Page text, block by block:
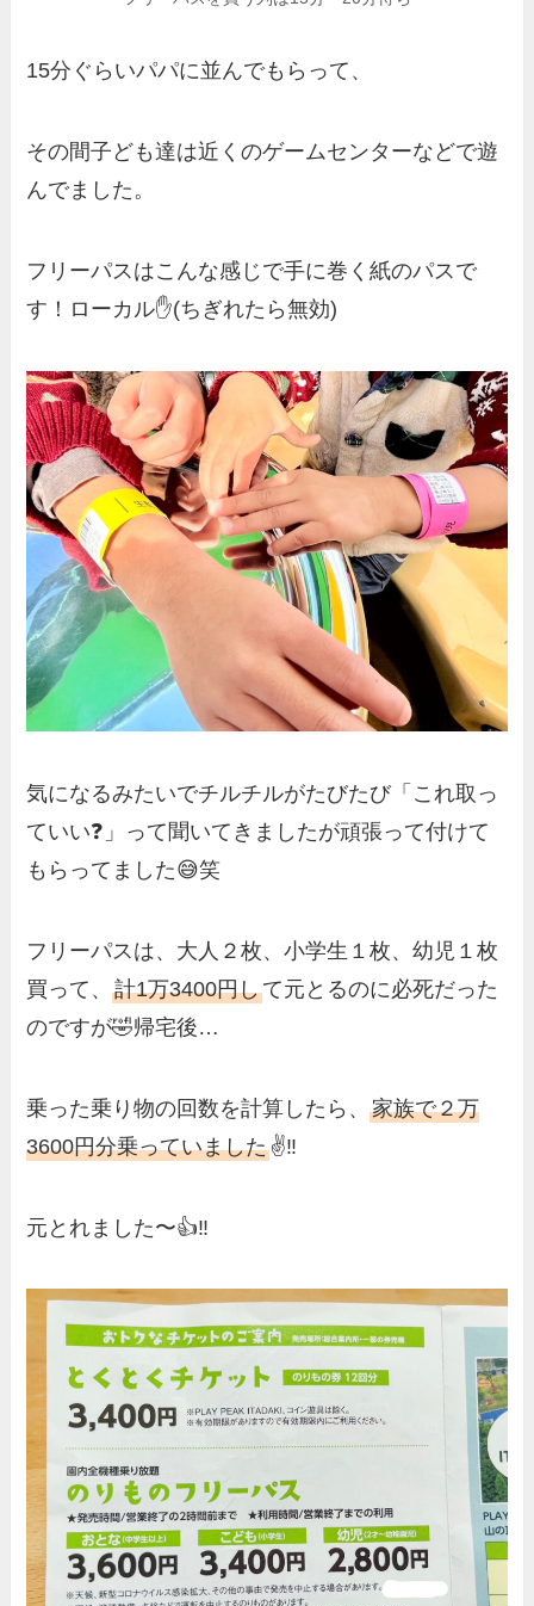
15分ぐらいパパに並んでもらって、
その間子ども達は近くのゲームセンターなどで遊
んでました。
フリーパスはこんな感じで手に巻く紙のパスで
す！ローカル✋(ちぎれたら無効)
気になるみたいでチルチルがたびたび「これ取っ
ていい❓」って聞いてきましたが頑張って付けて
もらってました😅笑
フリーパスは、大人２枚、小学生１枚、幼児１枚
買って、計1万3400円して元とるのに必死だった
のですが🤣帰宅後…
乗った乗り物の回数を計算したら、家族で２万
3600円分乗っていました✌️‼️
元とれました〜👍‼️